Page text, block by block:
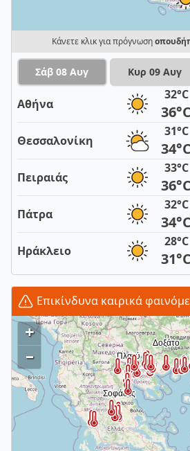
Κάνετε κλικ για πρόγνωση
Σάβ 08 Αυγ Κυρ 09 Αυγ
Αθήνα
32°C
36°C
Θεσσαλονίκη
31°C
34°C
Πειραιάς
33°C
36°C
Πάτρα
32°C
34°C
Ηράκλειο
28°C
31°C
Επικίνδυνα καιρικά
+
–